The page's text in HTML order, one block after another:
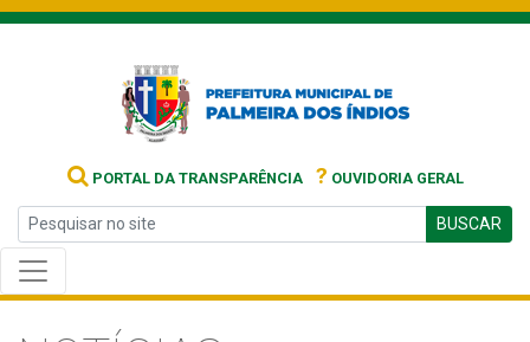
PORTAL DA TRANSPARÊNCIA ? OUVIDORIA GERAL
BUSCAR